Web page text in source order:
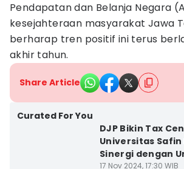
Pendapatan dan Belanja Negara
kesejahteraan masyarakat Jawa
berharap tren positif ini terus
akhir tahun.
Share Article
Curated For You
DJP Bikin Tax
Universitas Safin
Sinergi dengan
17 Nov 2024, 17:30 WIB